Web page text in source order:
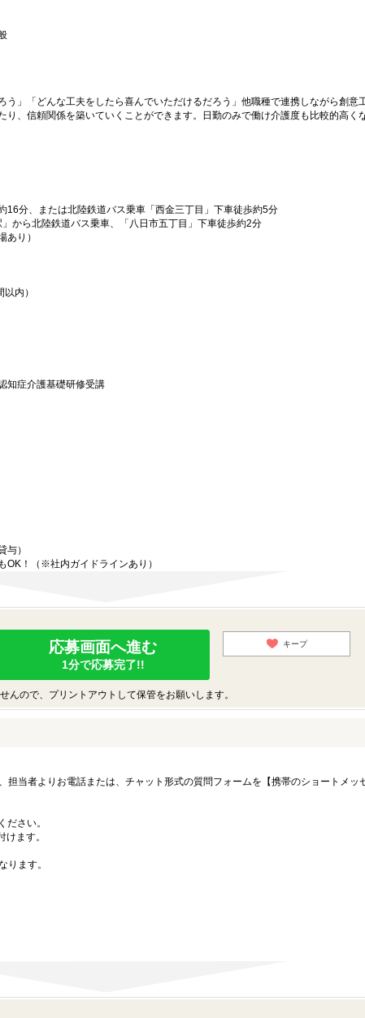
う」「どんな工夫をしたら喜んでいただけるだろう」他職種で連携しながら創意
り、信頼関係を築いていくことができます。日勤のみで働け介護度も比較的高く
16分、または北陸鉄道バス乗車「西金三丁目」下車徒歩約5分
から北陸鉄道バス乗車、「八日市五丁目」下車徒歩約2分
り）
内）
知症介護基礎研修受講
）
！（※社内ガイドラインあり）
応募画面へ進む
1分で応募完了!!
キープ
ので、プリントアウトして保管をお願いします。
担当者よりお電話または、チャット形式の質問フォームを【携帯のショートメッ
さい。
ます。
ります。